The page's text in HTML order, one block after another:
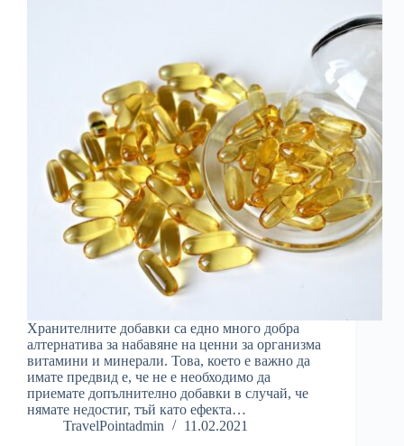
Хранителните добавки са едно много добра
алтернатива за набавяне на ценни за организма
витамини и минерали. Това, което е важно да
имате предвид е, че не е необходимо да
приемате допълнително добавки в случай, че
нямате недостиг, тъй като ефекта…
TravelPointadmin
11.02.2021